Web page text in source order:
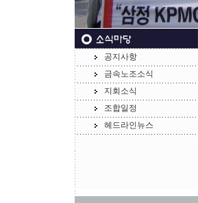
공지사항
금속노조소식
지회소식
조합일정
헤드라인뉴스